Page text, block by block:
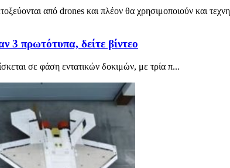
από drones και πλέον θα χρησιμοποιούν και
πρωτότυπα, δείτε βίντεο
σε φάση εντατικών δοκιμών, με τρία π...